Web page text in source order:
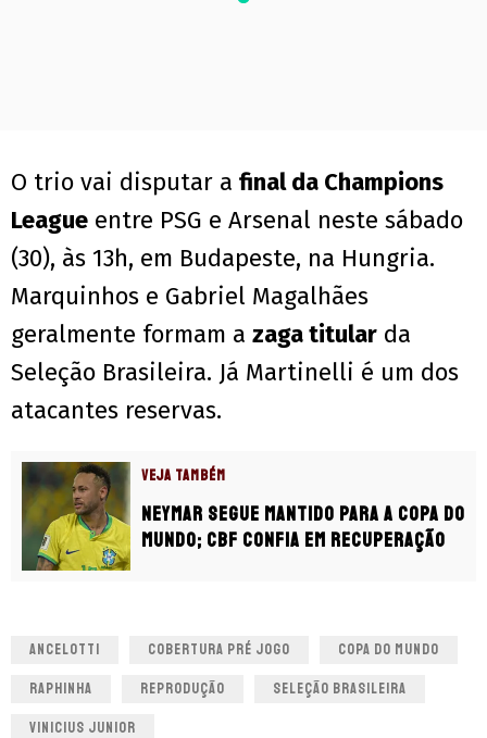
O trio vai disputar a final da Champions
League entre PSG e Arsenal neste sábado
(30), às 13h, em Budapeste, na Hungria.
Marquinhos e Gabriel Magalhães
geralmente formam a zaga titular da
Seleção Brasileira. Já Martinelli é um dos
atacantes reservas.
VEJA TAMBÉM
Neymar segue mantido para a Copa do
Mundo; CBF confia em recuperação
ANCELOTTI COBERTURA PRÉ JOGO COPA DO MUNDO
RAPHINHA REPRODUÇÃO SELEÇÃO BRASILEIRA
VINICIUS JUNIOR